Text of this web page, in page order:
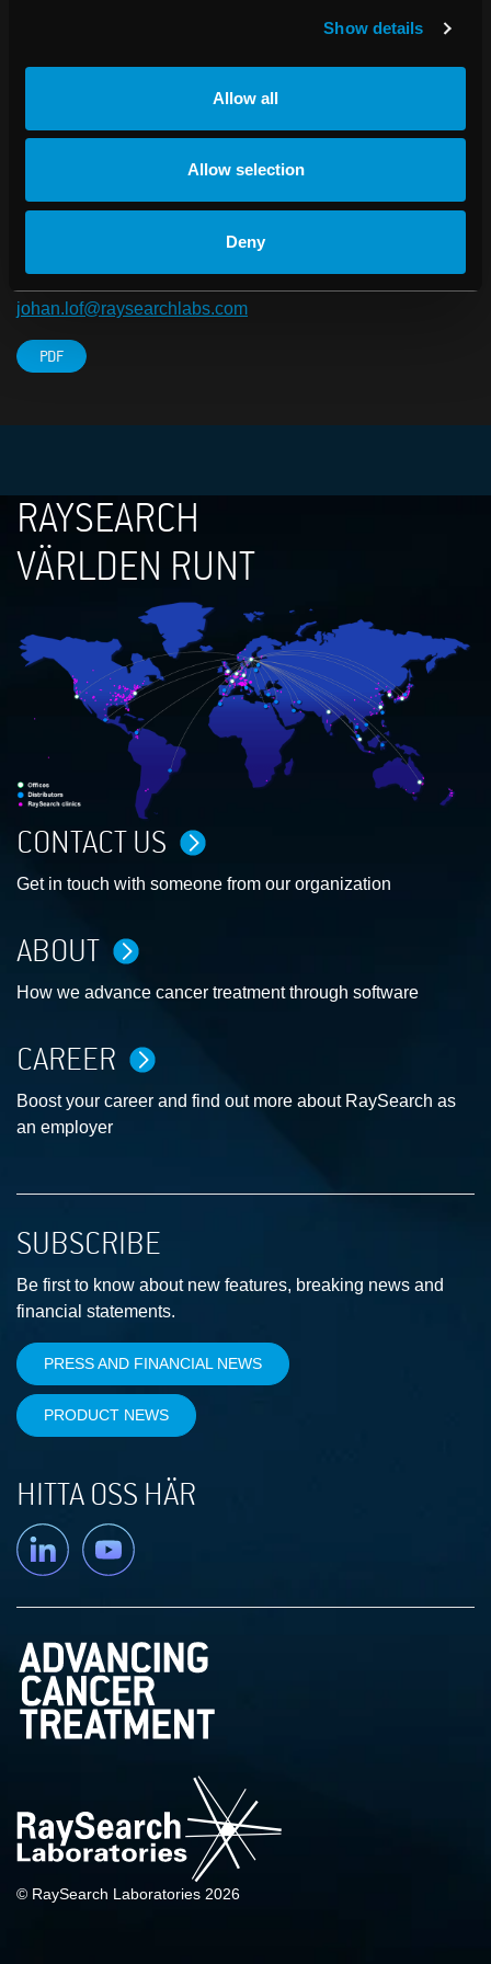
Show details
Allow all
Allow selection
Deny
dosplaneringssystem RayStation® direkt till kliniker.
RaySearch grundades år 2000 som en avknoppning från
Karolinska Institutet i Stockholm och bolaget är noterat i
Mer information om RaySearch finns på
Johan Löf, VD RaySearch Laboratories AB
johan.lof@raysearchlabs.com
PDF
RAYSEARCH
VÄRLDEN RUNT
CONTACT US
Get in touch with someone from our organization
ABOUT
How we advance cancer treatment through software
CAREER
Boost your career and find out more about RaySearch as
an employer
SUBSCRIBE
Be first to know about new features, breaking news and
financial statements.
PRESS AND FINANCIAL NEWS
PRODUCT NEWS
HITTA OSS HÄR
Linkedin YouTube
© RaySearch Laboratories 2026